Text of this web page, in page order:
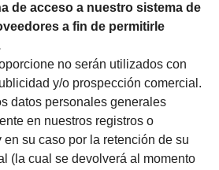
de acceso a nuestro sistema de
a fin de permitirle
no serán utilizados con
y/o prospección comercial.
datos personales generales
en nuestros registros o
en su caso por la retención de su
(la cual se devolverá al momento